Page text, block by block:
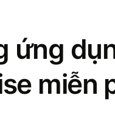
ứng
miễn